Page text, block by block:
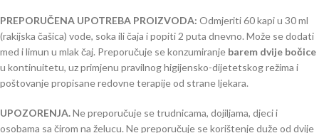
PREPORUČENA UPOTREBA PROIZVODA: Odmjeriti 60 kapi u 30 ml
(rakijska čašica) vode, soka ili čaja i popiti 2 puta dnevno. Može se dodati
med i limun u mlak čaj. Preporučuje se konzumiranje barem dvije bočice
u kontinuitetu, uz primjenu pravilnog higijensko-dijetetskog režima i
poštovanje propisane redovne terapije od strane ljekara.
UPOZORENJA.Ne preporučuje se trudnicama, dojiljama, djeci i
osobama sa čirom na želucu. Ne preporučuje se korištenje duže od dvije